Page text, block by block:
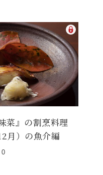
菜』の割烹料理
月）の魚介編
0